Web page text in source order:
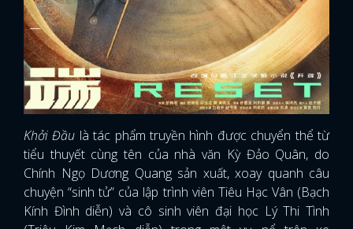
Khởi Đầu là tác phẩm truyền hình được chuyển thể từ
tiểu thuyết cùng tên của nhà văn Kỳ Đảo Quân, do
Chính Ngọ Dương Quang sản xuất, xoay quanh câu
chuyện “sinh tử” của lập trình viên Tiêu Hạc Vân (Bạch
Kính Đình diễn) và cô sinh viên đại học Lý Thi Tình